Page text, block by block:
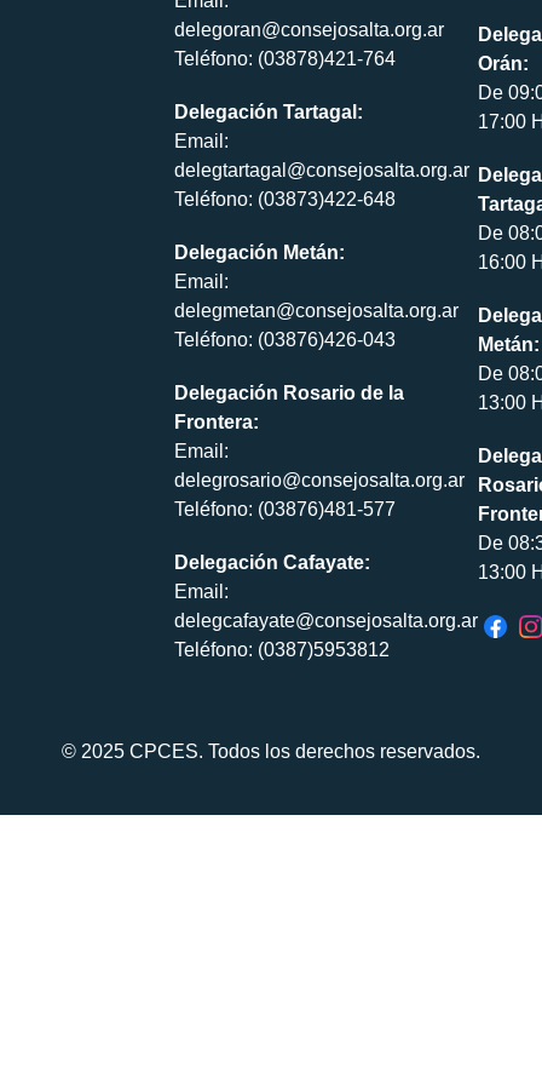
delegoran@consejosalta.org.ar
Teléfono: (03878)421-764
Delegación Tartagal:
Email:
delegtartagal@consejosalta.org.ar
Teléfono: (03873)422-648
Delegación Metán:
Email:
delegmetan@consejosalta.org.ar
Teléfono: (03876)426-043
Delegación Rosario de la
Frontera:
Email:
delegrosario@consejosalta.org.ar
Teléfono: (03876)481-577
Delegación Cafayate:
Email:
delegcafayate@consejosalta.org.ar
Teléfono: (0387)5953812
Orán:
De
17:00
De
16:00
Metán:
De
13:00
De
13:00
© 2025 CPCES. Todos los derechos reservados.